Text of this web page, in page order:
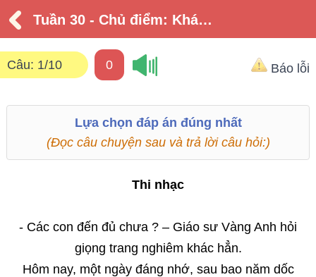
Tuần 30 - Chủ điểm: Khám phá thế giới
Câu: 1/10 0 Báo lỗi
Lựa chọn đáp án đúng nhất
(Đọc câu chuyện sau và trả lời câu hỏi:)
Thi nhạc
- Các con đến đủ chưa ? – Giáo sư Vàng Anh hỏi
giọng trang nghiêm khác hẳn.
Hôm nay, một ngày đáng nhớ, sau bao năm dốc